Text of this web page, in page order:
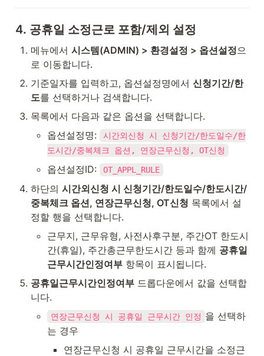
4. 공휴일 소정근로 포함/제외 설정
메뉴에서 시스템(ADMIN) > 환경설정 > 옵션설정으
로 이동합니다.
기준일자를 입력하고, 옵션설정명에서 신청기간/한
도를 선택하거나 검색합니다.
목록에서 다음과 같은 옵션을 선택합니다.
옵션설정명:
시간외신청 시 신청기간/한도일수/한
도시간/중복체크 옵션, 연장근무신청, OT신청
옵션설정ID: OT_APPL_RULE
하단의 시간외신청 시 신청기간/한도일수/한도시간/
중복체크 옵션, 연장근무신청, OT신청 목록에서 설
정할 행을 선택합니다.
근무지, 근무유형, 사전사후구분, 주간OT 한도시
간(휴일), 주간총근무한도시간 등과 함께 공휴일
근무시간인정여부 항목이 표시됩니다.
공휴일근무시간인정여부 드롭다운에서 값을 선택합
니다.
연장근무신청 시 공휴일 근무시간 인정 을 선택하
는 경우
연장근무신청 시 공휴일 근무시간을 소정근